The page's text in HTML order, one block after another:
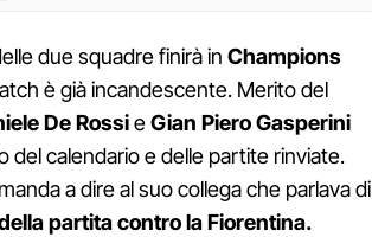
due squadre finirà in Champions
è già incandescente. Merito del
De RossieGian Piero Gasperini
del calendario e delle partite rinviate.
a dire al suo collega che parlava di
partita contro la Fiorentina.